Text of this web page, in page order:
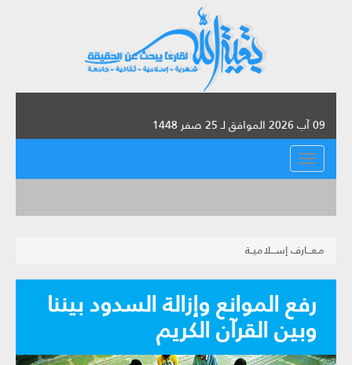
09 آب 2026 الموافق لـ 25 صفر 1448
القائمة
مـعـــارف إســـلاميــة
رفع الموانع وإزالة السدود بيننا
وبين القرآن الكريم